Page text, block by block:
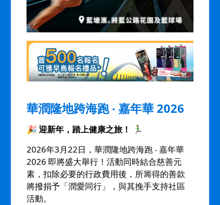
華潤隆地跨海跑 ‧ 嘉年華 2026
🎉迎新年，踏上健康之旅！
🏃‍♂️
2026年3月22日，華潤隆地跨海跑 ‧ 嘉年華
2026 即將盛大舉行！活動同時結合慈善元
素，扣除必要的行政費用後，所籌得的善款
將撥捐予「潤愛同行」，與其挽手支持社區
活動。